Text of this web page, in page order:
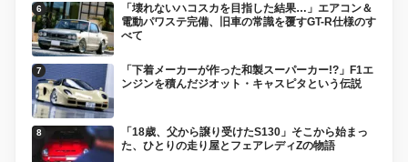
「壊れないハコスカを目指した結果…」エアコン＆
電動パワステ完備、旧車の常識を覆すGT-R仕様のす
べて
「下着メーカーが作った和製スーパーカー!?」F1エ
ンジンを積んだジオット・キャスピタという伝説
「18歳、父から譲り受けたS130」そこから始まっ
た、ひとりの走り屋とフェアレディZの物語